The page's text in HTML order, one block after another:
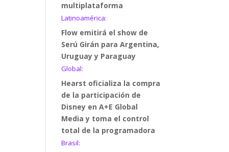
multiplataforma
Latinoamérica:
Flow emitirá el show de
Serú Girán para Argentina,
Uruguay y Paraguay
Global:
Hearst oficializa la compra
de la participación de
Disney en A+E Global
Media y toma el control
total de la programadora
Brasil: